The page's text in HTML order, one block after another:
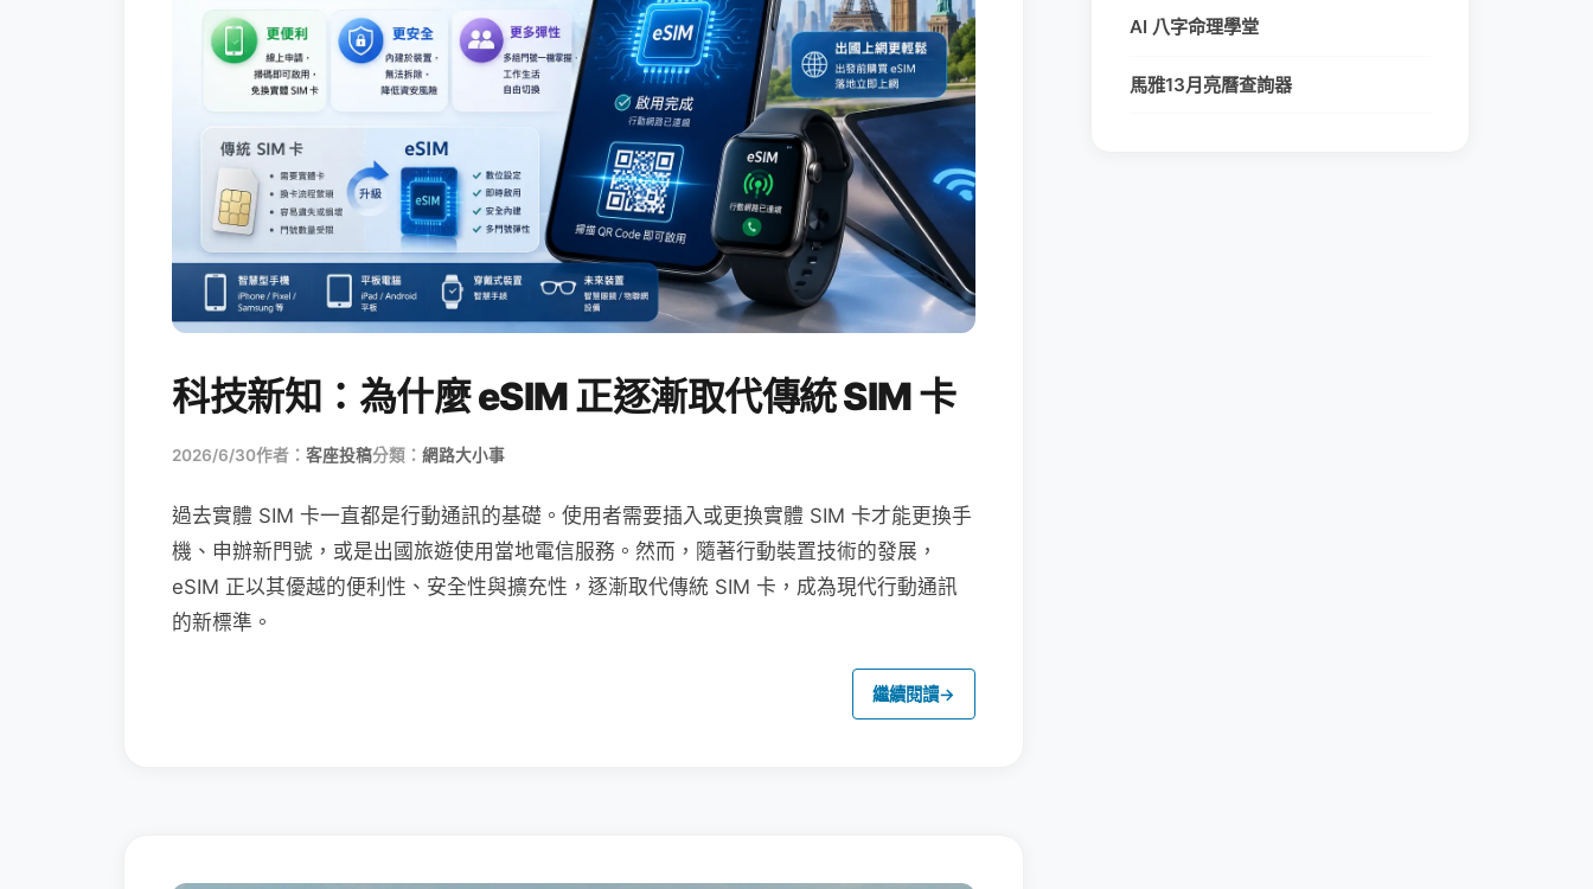
科技新知：為什麼 eSIM 正逐漸取代傳統 SIM 卡
2026/6/30作者： 客座投稿分類： 網路大小事
過去實體 SIM 卡一直都是行動通訊的基礎。使用者需要插入或更換實體 SIM 卡才能更換手
機、申辦新門號，或是出國旅遊使用當地電信服務。然而，隨著行動裝置技術的發展，
eSIM 正以其優越的便利性、安全性與擴充性，逐漸取代傳統 SIM 卡，成為現代行動通訊
的新標準。
繼續閱讀→
AI 八字命理學堂
馬雅13月亮曆查詢器